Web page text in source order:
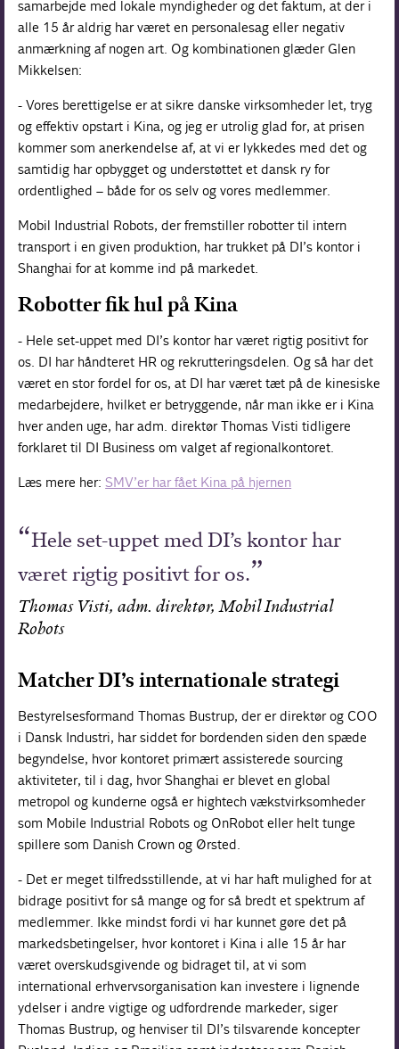
samarbejde med lokale myndigheder og det faktum, at der i
alle 15 år aldrig har været en personalesag eller negativ
anmærkning af nogen art. Og kombinationen glæder Glen
Mikkelsen:
- Vores berettigelse er at sikre danske virksomheder let, tryg
og effektiv opstart i Kina, og jeg er utrolig glad for, at prisen
kommer som anerkendelse af, at vi er lykkedes med det og
samtidig har opbygget og understøttet et dansk ry for
ordentlighed – både for os selv og vores medlemmer.
Mobil Industrial Robots, der fremstiller robotter til intern
transport i en given produktion, har trukket på DI’s kontor i
Shanghai for at komme ind på markedet.
Robotter fik hul på Kina
- Hele set-uppet med DI’s kontor har været rigtig positivt for
os. DI har håndteret HR og rekrutteringsdelen. Og så har det
været en stor fordel for os, at DI har været tæt på de kinesiske
medarbejdere, hvilket er betryggende, når man ikke er i Kina
hver anden uge, har adm. direktør Thomas Visti tidligere
forklaret til DI Business om valget af regionalkontoret.
Læs mere her:SMV’er har fået Kina på hjernen
Hele set-uppet med DI’s kontor har
været rigtig positivt for os.
Thomas Visti, adm. direktør, Mobil Industrial
Robots
Matcher DI’s internationale strategi
Bestyrelsesformand Thomas Bustrup, der er direktør og COO
i Dansk Industri, har siddet for bordenden siden den spæde
begyndelse, hvor kontoret primært assisterede sourcing
aktiviteter, til i dag, hvor Shanghai er blevet en global
metropol og kunderne også er hightech vækstvirksomheder
som Mobile Industrial Robots og OnRobot eller helt tunge
spillere som Danish Crown og Ørsted.
- Det er meget tilfredsstillende, at vi har haft mulighed for at
bidrage positivt for så mange og for så bredt et spektrum af
medlemmer. Ikke mindst fordi vi har kunnet gøre det på
markedsbetingelser, hvor kontoret i Kina i alle 15 år har
været overskudsgivende og bidraget til, at vi som
international erhvervsorganisation kan investere i lignende
ydelser i andre vigtige og udfordrende markeder, siger
Thomas Bustrup, og henviser til DI’s tilsvarende koncepter